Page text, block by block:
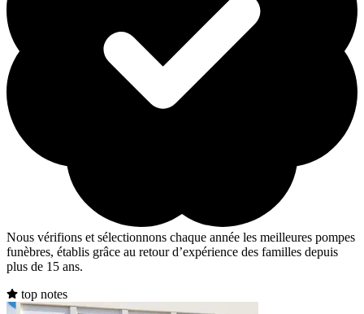
Nous vérifions et sélectionnons chaque année les meilleures pompes
funèbres, établis grâce au retour d’expérience des familles depuis
plus de 15 ans.
top notes